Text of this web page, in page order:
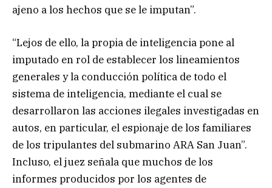
ajeno a los hechos que se le imputan”.
“Lejos de ello, la propia de inteligencia pone al
imputado en rol de establecer los lineamientos
generales y la conducción política de todo el
sistema de inteligencia, mediante el cual se
desarrollaron las acciones ilegales investigadas en
autos, en particular, el espionaje de los familiares
de los tripulantes del submarino ARA San Juan”.
Incluso, el juez señala que muchos de los
informes producidos por los agentes de